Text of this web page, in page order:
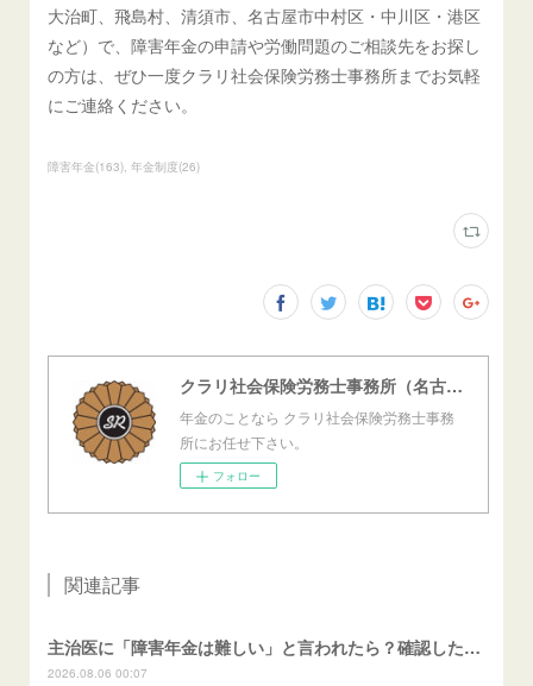
大治町、飛島村、清須市、名古屋市中村区・中川区・港区
など）で、障害年金の申請や労働問題のご相談先をお探し
の方は、ぜひ一度クラリ社会保険労務士事務所までお気軽
にご連絡ください。
障害年金(163) 年金制度(26)
クラリ社会保険労務士事務所（名古屋西障害年金センター）
年金のことなら クラリ社会保険労務士事務
所にお任せ下さい。
フォロー
関連記事
主治医に「障害年金は難しい」と言われたら？確認したいこと
2026.08.06 00:07